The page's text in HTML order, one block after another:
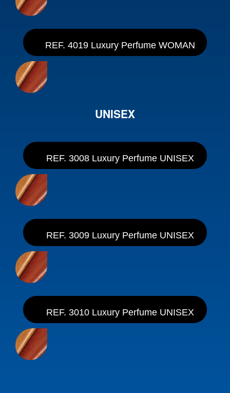
REF. 4019 Luxury Perfume WOMAN
UNISEX
REF. 3008 Luxury Perfume UNISEX
REF. 3009 Luxury Perfume UNISEX
REF. 3010 Luxury Perfume UNISEX